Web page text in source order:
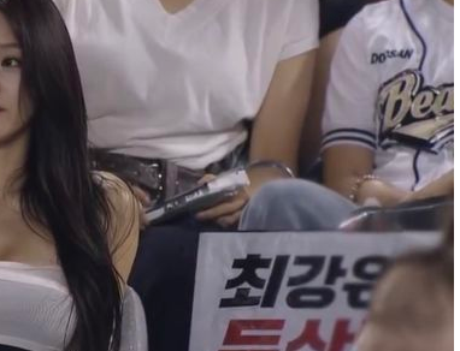
로
히
바
못
대